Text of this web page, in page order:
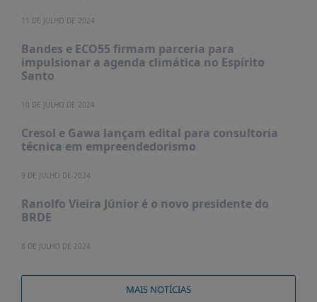
REVISTA
RUMOS
LIVROS
ESTUDOS
NOTÍCIAS
PRÊMIO
ABDE-
BID
PRÊMIO
DE
JORNALISMO
SABER
11 DE JULHO DE 2024
Bandes e ECO55 firmam parceria para
impulsionar a agenda climática no Espírito
Santo
10 DE JULHO DE 2024
Cresol e Gawa lançam edital para consultoria
técnica em empreendedorismo
9 DE JULHO DE 2024
Ranolfo Vieira Júnior é o novo presidente do
BRDE
8 DE JULHO DE 2024
MAIS NOTÍCIAS